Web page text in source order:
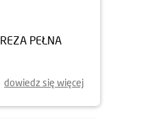
PEŁNA
dowiedz się więcej